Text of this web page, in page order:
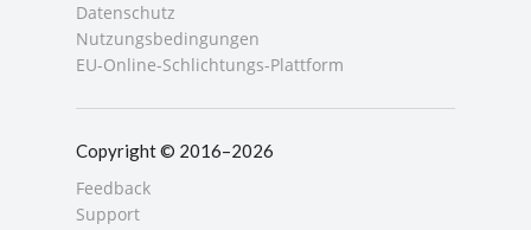
Datenschutz
Nutzungsbedingungen
EU-Online-Schlichtungs-Plattform
Copyright © 2016–2026
Feedback
Support